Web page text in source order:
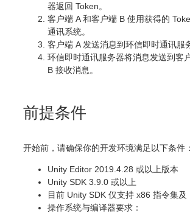
器返回 Token。
客户端 A 和客户端 B 使用获得的
通讯系统。
客户端 A 发送消息到环信即时通讯服
环信即时通讯服务器将消息发送到客
B 接收消息。
前提条件
开始前，请确保你的开发环境满足以下条件：
Unity Editor 2019.4.28 或以上版本
Unity SDK 3.9.0 或以上
目前 Unity SDK 仅支持 x86 指令集及
操作系统与编译器要求：